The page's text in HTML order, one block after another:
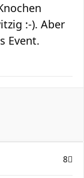
:-). Aber
Event.
8